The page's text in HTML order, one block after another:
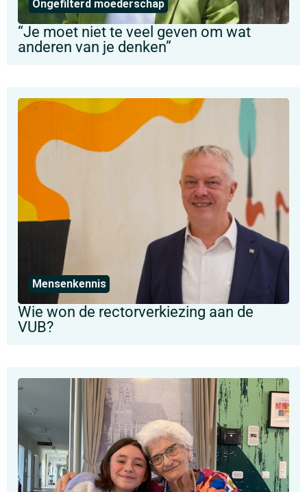
Ongefilterd moederschap
“Je moet niet te veel geven om wat
anderen van je denken”
Mensenkennis
Wie won de rectorverkiezing aan de
VUB?